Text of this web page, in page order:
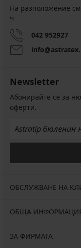
На разположение
ч
042 952927
Newsletter
Абонирайте се за
оферти.
ОБСЛУЖВАНЕ НА
ОБЩА
ЗА ФИРМАТА